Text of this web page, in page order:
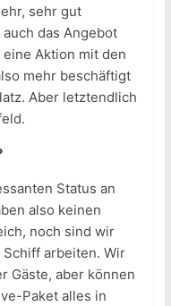
sehr gut
das Angebot
Aktion mit den
mehr beschäftigt
Aber letztendlich
Status an
also keinen
noch sind wir
arbeiten. Wir
Gäste, aber können
Paket alles in